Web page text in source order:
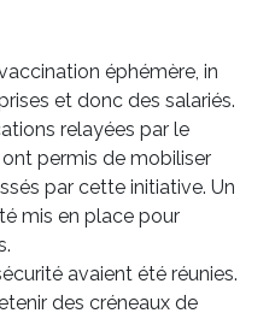
vaccination éphémère, in
et donc des salariés.
relayées par le
permis de mobiliser
par cette initiative. Un
mis en place pour
avaient été réunies.
des créneaux de